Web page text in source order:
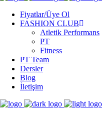
Fiyatlar/Üye Ol
FASHION CLUB
Atletik Performans
PT
Fitness
PT Team
Dersler
Blog
İletişim